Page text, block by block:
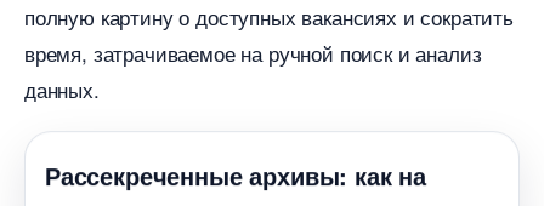
полную картину о доступных вакансиях и сократить
ремя, затрачиваемое на ручной поиск и анализ
данных.
Рассекреченные архивы: как на